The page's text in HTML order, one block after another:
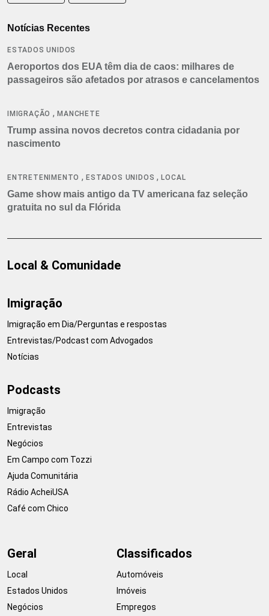
Notícias Recentes
ESTADOS UNIDOS
Aeroportos dos EUA têm dia de caos: milhares de
passageiros são afetados por atrasos e cancelamentos
IMIGRAÇÃO ,MANCHETE
Trump assina novos decretos contra cidadania por
nascimento
ENTRETENIMENTO ,ESTADOS UNIDOS ,LOCAL
Game show mais antigo da TV americana faz seleção
gratuita no sul da Flórida
Local & Comunidade
Imigração
Imigração em Dia/Perguntas e respostas
Entrevistas/Podcast com Advogados
Notícias
Podcasts
Imigração
Entrevistas
Negócios
Em Campo com Tozzi
Ajuda Comunitária
Rádio AcheiUSA
Café com Chico
Geral
Local
Estados Unidos
Negócios
Classificados
Automóveis
Imóveis
Empregos